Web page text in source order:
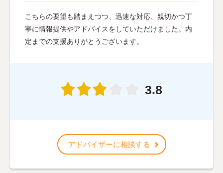
こちらの要望も踏まえつつ、迅速な対応、親切かつ丁
寧に情報提供やアドバイスをしていただけました。内
定までの支援ありがとうございます。
3.8
アドバイザーに相談する